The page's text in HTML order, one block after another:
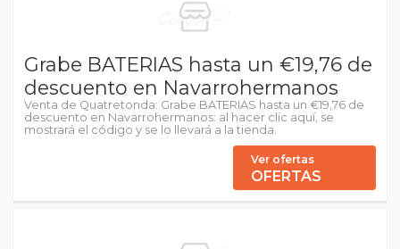
Grabe BATERIAS hasta un €19,76 de
descuento en Navarrohermanos
Venta de Quatretonda: Grabe BATERIAS hasta un €19,76 de
descuento en Navarrohermanos: al hacer clic aquí, se
mostrará el código y se lo llevará a la tienda.
Ver ofertas
OFERTAS